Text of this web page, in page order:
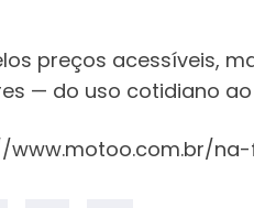
preços acessíveis,
— do uso cotidiano